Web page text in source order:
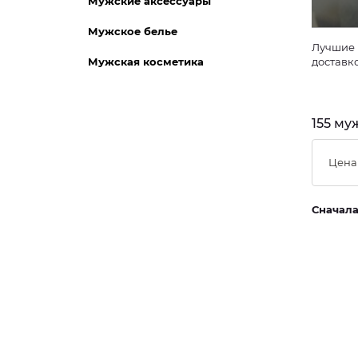
Лучшие
155
Цена
Мужское белье
Мужская косметика